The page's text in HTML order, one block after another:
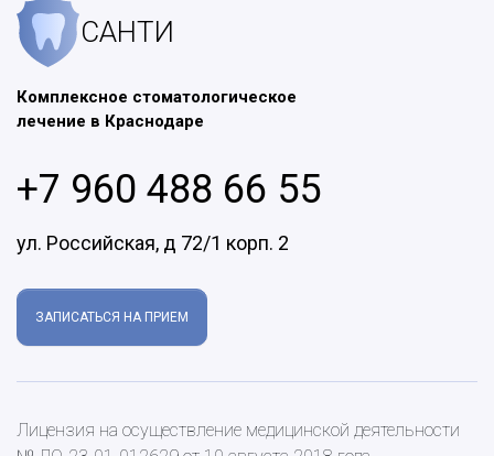
САНТИ
Комплексное стоматологическое
лечение в Краснодаре
+7 960 488 66 55
ул. Российская, д 72/1 корп. 2
ЗАПИСАТЬСЯ НА ПРИЕМ
Лицензия на осуществление медицинской деятельности